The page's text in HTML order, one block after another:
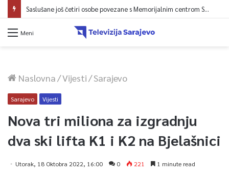
Saslušane još četiri osobe povezane s Memorijalnim centrom Srebrenica, na spisku ukupno 26
Meni
Naslovna/Vijesti/Sarajevo
Sarajevo Vijesti
Nova tri miliona za izgradnju
dva ski lifta K1 i K2 na Bjelašnici
Utorak, 18 Oktobra 2022, 16:00 0 221 1 minute read